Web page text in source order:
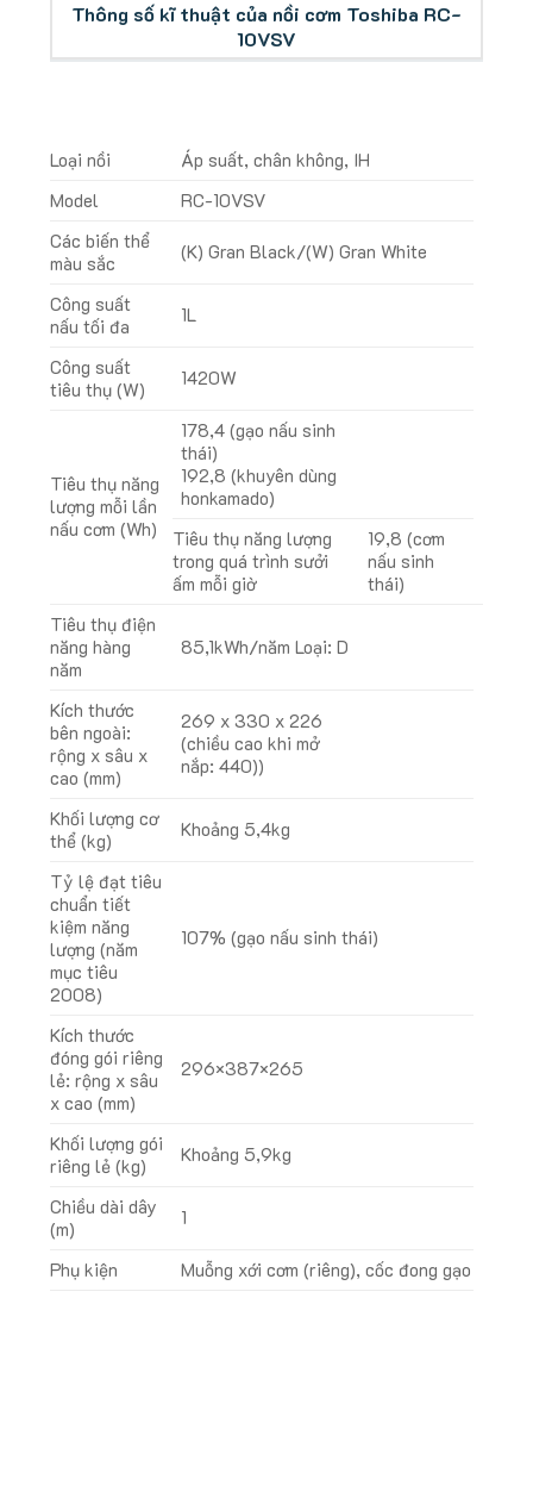
Thông số kĩ thuật của nồi cơm Toshiba RC-
10VSV
Loại nồi
Áp suất, chân không, IH
Model
RC-10VSV
Các biến thể
màu sắc
(K) Gran Black/(W) Gran White
Công suất
nấu tối đa
1L
Công suất
tiêu thụ (W)
1420W
Tiêu thụ năng
lượng mỗi lần
nấu cơm (Wh)
178,4 (gạo nấu sinh
thái)
192,8 (khuyên dùng
honkamado)
Tiêu thụ năng lượng
trong quá trình sưởi
ấm mỗi giờ
19,8 (cơm
nấu sinh
thái)
Tiêu thụ điện
năng hàng
năm
85,1kWh/năm Loại: D
Kích thước
bên ngoài:
rộng x sâu x
cao (mm)
269 ​​​​x 330 x 226
(chiều cao khi mở
nắp: 440))
Khối lượng cơ
thể (kg)
Khoảng 5,4kg
Tỷ lệ đạt tiêu
chuẩn tiết
kiệm năng
lượng (năm
mục tiêu
2008)
107% (gạo nấu sinh thái)
Kích thước
đóng gói riêng
lẻ: rộng x sâu
x cao (mm)
296×387×265
Khối lượng gói
riêng lẻ (kg)
Khoảng 5,9kg
Chiều dài dây
(m)
1
Phụ kiện Muỗng xới cơm (riêng), cốc đong gạo